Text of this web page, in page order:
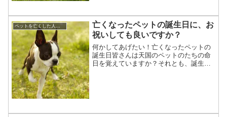
ん。我が家もそうでした。そんな時に飼
い主は自分を責めてしまい...
亡くなったペットの誕生日に、お
祝いしても良いですか？
何かしてあげたい！亡くなったペットの
誕生日皆さんは天国のペットのたちの命
日を覚えていますか？それとも、誕生日